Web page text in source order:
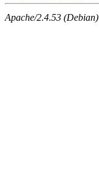
Apache/2.4.53